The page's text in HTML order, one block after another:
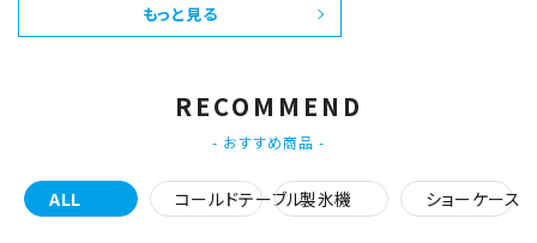
もっと見る
RECOMMEND
- おすすめ商品 -
ALL コールドテーブル製氷機 ショーケース